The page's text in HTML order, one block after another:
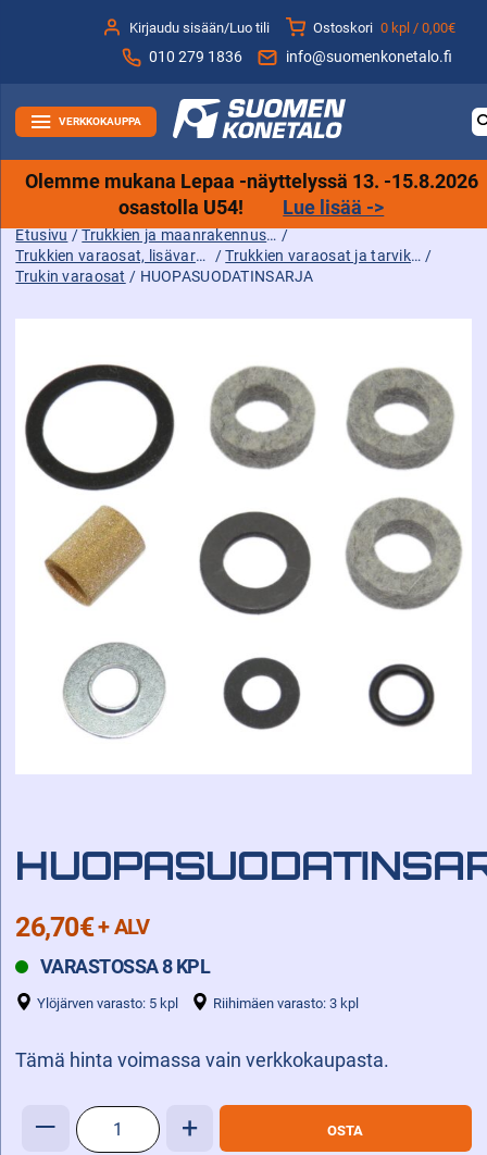
Kirjaudu sisään/Luo tili Ostoskori 0 kpl / 0,00€
010 279 1836 info@suomenkonetalo.fi
VERKKOKAUPPA
Olemme mukana Lepaa -näyttelyssä 13. -15.8.2026
osastolla U54! Lue lisää ->
Etusivu / Trukkien ja maanrakennuskoneiden tarvikkeet sekä varaosat ja lisävarusteet /
Trukkien varaosat, lisävarusteet ja tarvikkeet / Trukkien varaosat ja tarvikkeet /
Trukin varaosat / HUOPASUODATINSARJA
26,70€+ ALV
VARASTOSSA 8 KPL
Ylöjärven varasto: 5 kpl Riihimäen varasto: 3 kpl
Tämä hinta voimassa vain verkkokaupasta.
—
HUOPASUODATINSARJA
määrä
+ OSTA